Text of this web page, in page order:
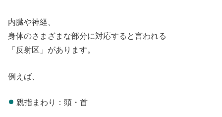
内臓や神経、
身体のさまざまな部分に対応すると言われる
「反射区」があります。
例えば、
親指まわり：頭・首